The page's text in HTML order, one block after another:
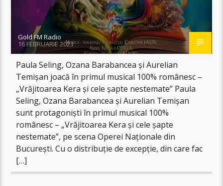
Gold FM Radio
16 FEBRUARIE 2023
Paula Seling, Ozana Barabancea și Aurelian
Temișan joacă în primul musical 100% românesc –
„Vrăjitoarea Kera și cele șapte nestemate” Paula
Seling, Ozana Barabancea și Aurelian Temișan
sunt protagoniști în primul musical 100%
românesc – „Vrăjitoarea Kera și cele șapte
nestemate”, pe scena Operei Naționale din
București. Cu o distribuție de excepție, din care fac
[…]